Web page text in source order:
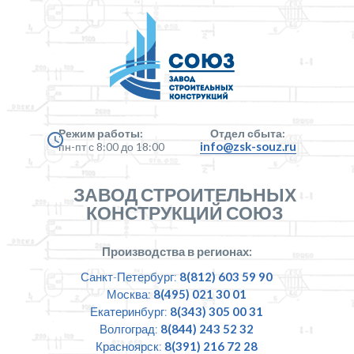
Режим работы:
пн-пт с 8:00 до 18:00
Отдел сбыта:
info@zsk-souz.ru
ЗАВОД СТРОИТЕЛЬНЫХ
КОНСТРУКЦИЙ СОЮЗ
Производства в регионах:
Санкт-Петербург: 8(812) 603 59 90
Москва: 8(495) 021 30 01
Екатеринбург: 8(343) 305 00 31
Волгоград: 8(844) 243 52 32
Красноярск: 8(391) 216 72 28